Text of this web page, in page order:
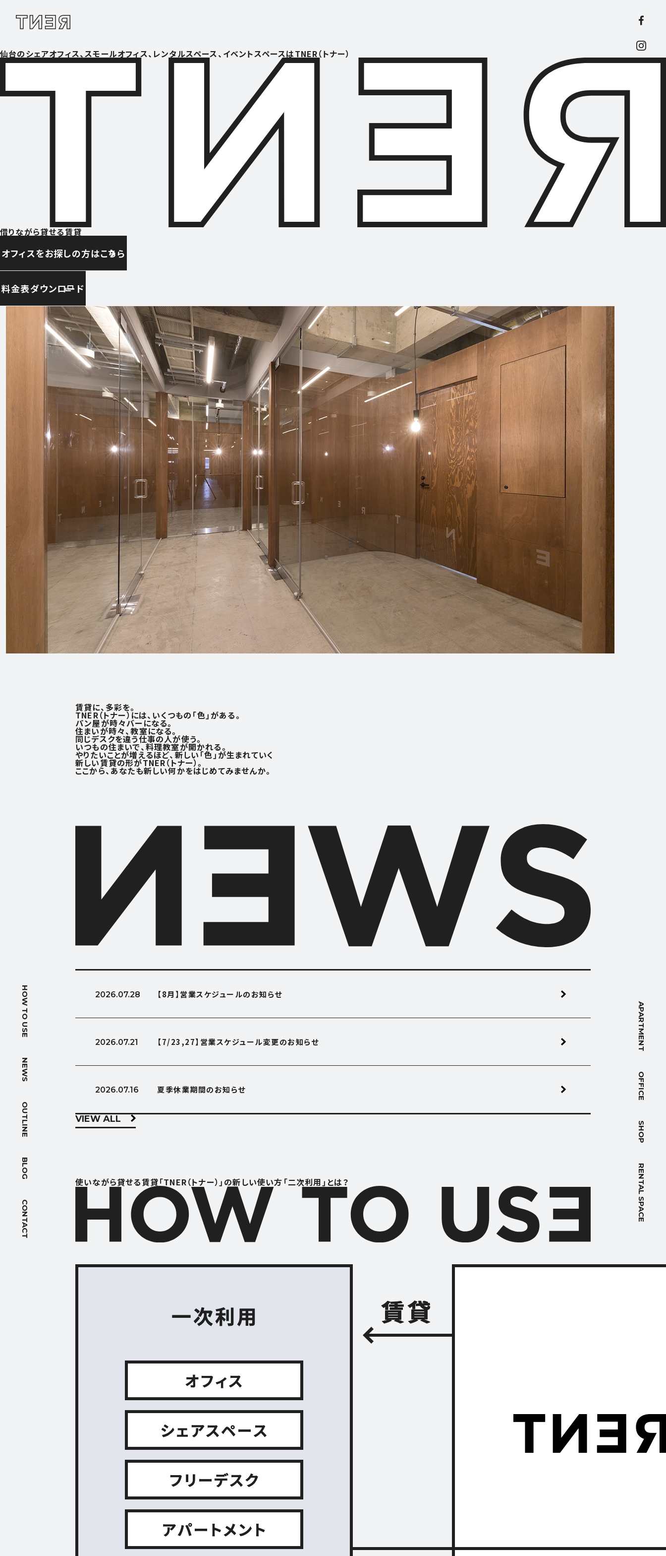
HOW TO USE
NEWS
OUTLINE
BLOG
CONTACT
APARTMENT
OFFICE
SHOP
RENTAL SPACE
HOW TO USE
NEWS
OUTLINE
ACCESS
アクセス
FOLLOW US
CONTACT
お問い合わせ
仙台のシェアオフィス、スモールオフィス、レンタルスペース、イベントスペースはTNER（トナー）
借りながら貸せる賃貸
オフィスをお探しの方はこちら
料金表ダウンロード
賃貸に、多彩を。
TNER（トナー）には、いくつもの「色」がある。
パン屋が時々バーになる。
住まいが時々、教室になる。
同じデスクを違う仕事の人が使う。
いつもの住まいで、料理教室が開かれる。
やりたいことが増えるほど、 新しい「色」が生まれていく
新しい賃貸の形がTNER（トナー）。
ここから、あなたも新しい何かをはじめてみませんか。
2026.07.28 【8月】営業スケジュールのお知らせ
2026.07.21 【7/23,27】営業スケジュール変更のお知らせ
2026.07.16 夏季休業期間のお知らせ
VIEW ALL
使いながら貸せる賃貸「TNER（トナー）」の新しい使い方「二次利用」とは？